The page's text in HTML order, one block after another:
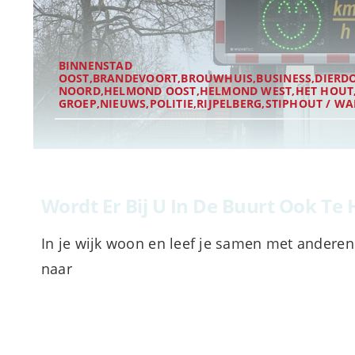
BINNENSTAD
NOORD,HELMOND OOST,HELMOND WEST,HET
GROEP,NIEUWS,POLITIE,RIJPELBERG,STIPHOUT /
Wordt Er Bij U In De Buurt Ook Te
In je wijk woon en leef je samen met
naar